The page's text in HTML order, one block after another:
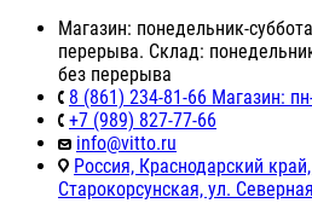
Магазин: понедельник-
перерыва. Склад:
без перерыва
8 (861) 234-81-66 Магазин:
+7 (989) 827-77-66
info@vitto.ru
Россия, Краснодарский
Старокорсунская, ул.